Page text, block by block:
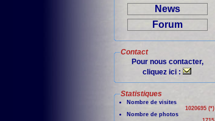
News
Forum
Contact
Pour nous contacter,
cliquez ici :
Statistiques
Nombre de visites
1020695 (*)
Nombre de photos